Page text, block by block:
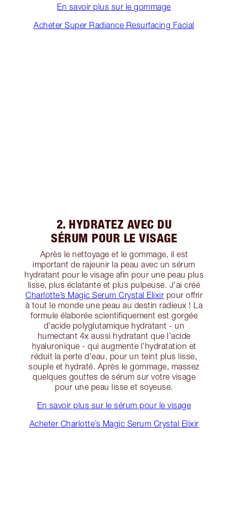
En savoir plus sur le gommage
Acheter Super Radiance Resurfacing Facial
2. HYDRATEZ AVEC DU
SÉRUM POUR LE VISAGE
Après le nettoyage et le gommage, il est
important de rajeunir la peau avec un sérum
hydratant pour le visage afin pour une peau plus
lisse, plus éclatante et plus pulpeuse. J'ai créé
Charlotte’s Magic Serum Crystal Elixir pour offrir
à tout le monde une peau au destin radieux ! La
formule élaborée scientifiquement est gorgée
d’acide polyglutamique hydratant - un
humectant 4x aussi hydratant que l’acide
hyaluronique - qui augmente l’hydratation et
réduit la perte d’eau, pour un teint plus lisse,
souple et hydraté. Après le gommage, massez
quelques gouttes de sérum sur votre visage
pour une peau lisse et soyeuse.
En savoir plus sur le sérum pour le visage
Acheter Charlotte’s Magic Serum Crystal Elixir